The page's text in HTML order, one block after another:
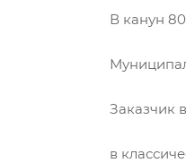
В канун
Заказчик
в